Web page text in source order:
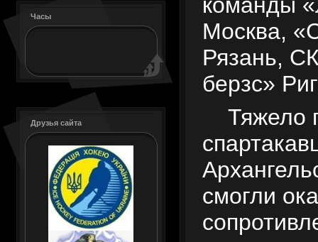
Часы
Друзья сайта
Москва,
Рязань,
берзс»
Тяжело
смогли